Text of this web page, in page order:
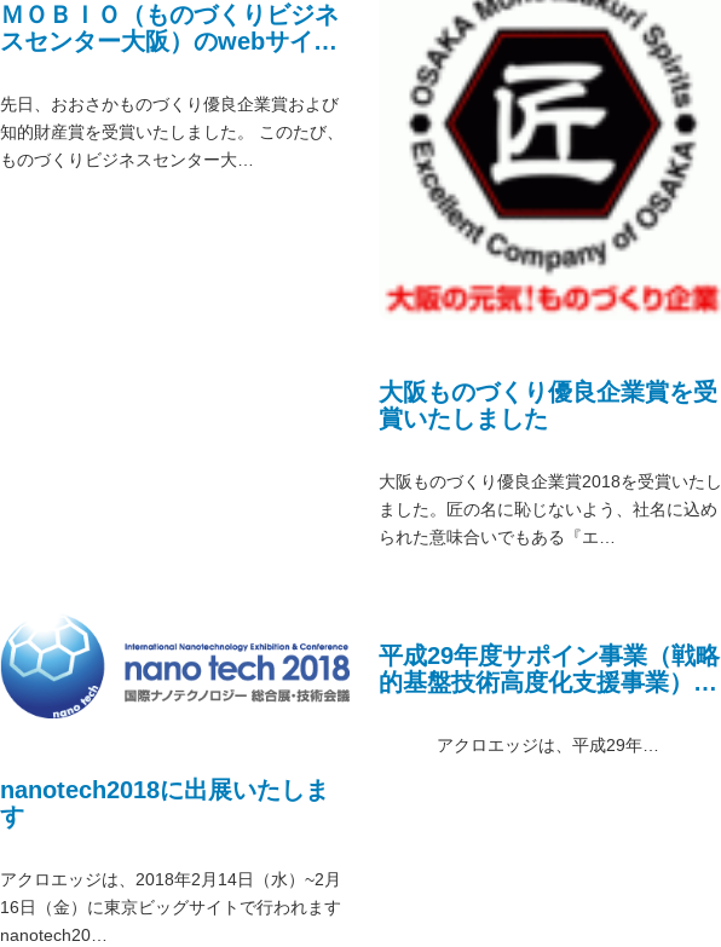
ＭＯＢＩＯ（ものづくりビジネ
スセンター大阪）のwebサイト
ます
先日、おおさかものづくり優良企業賞および
知的財産賞を受賞いたしました。 このたび、
ものづくりビジネスセンター大…
大阪ものづくり優良企業賞を受
賞いたしました
大阪ものづくり優良企業賞2018を受賞いたし
ました。匠の名に恥じないよう、社名に込め
られた意味合いでもある『エ…
nanotech2018に出展いたしま
す
アクロエッジは、2018年2月14日（水）~2月
16日（金）に東京ビッグサイトで行われます
nanotech20…
平成29年度サポイン事業（戦略
的基盤技術高度化支援事業）に
アクロエッジは、平成29年…